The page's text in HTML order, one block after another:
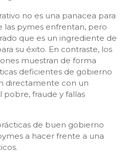
no es una panacea para
las pymes enfrentan, pero
que es un ingrediente de
su éxito. En contraste, los
muestran de forma
deficientes de gobierno
directamente con un
fraude y fallas
de buen gobierno
a hacer frente a una